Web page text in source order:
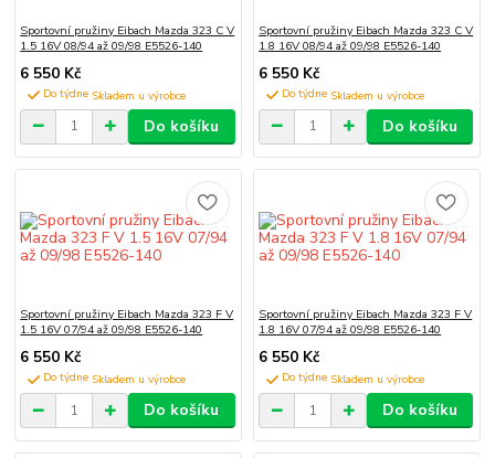
Sportovní pružiny Eibach Mazda 323 C V
1.5 16V 08/94 až 09/98 E5526-140
6 550 Kč
Do týdne
Do košíku
Sportovní pružiny Eibach Mazda 323 C V
1.8 16V 08/94 až 09/98 E5526-140
6 550 Kč
Do týdne
Do košíku
Sportovní pružiny Eibach Mazda 323 F V
1.5 16V 07/94 až 09/98 E5526-140
6 550 Kč
Do týdne
Do košíku
Sportovní pružiny Eibach Mazda 323 F V
1.8 16V 07/94 až 09/98 E5526-140
6 550 Kč
Do týdne
Do košíku